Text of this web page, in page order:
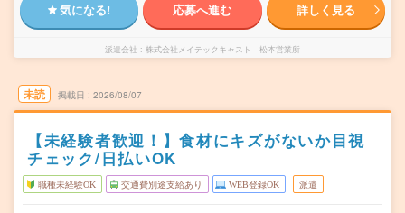
気になる! 応募へ進む 詳しく見る
派遣会社 株式会社メイテックキャスト 松本営業所
未読 掲載日 2026/08/07
【未経験者歓迎！】食材にキズがないか目視
チェック/日払いOK
職種未経験OK 交通費別途支給あり WEB登録OK 派遣